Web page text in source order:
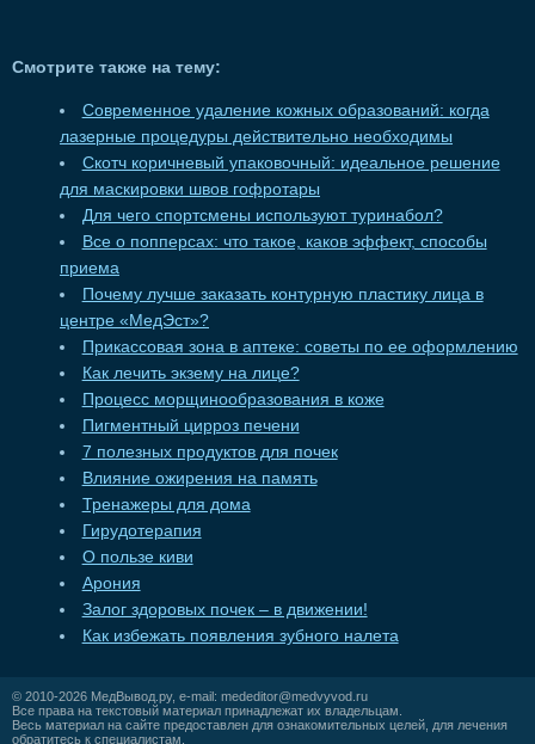
Смотрите также на тему:
Современное удаление кожных образований: когда
лазерные процедуры действительно необходимы
Скотч коричневый упаковочный: идеальное решение
для маскировки швов гофротары
Для чего спортсмены используют туринабол?
Все о попперсах: что такое, каков эффект, способы
приема
Почему лучше заказать контурную пластику лица в
центре «МедЭст»?
Прикассовая зона в аптеке: советы по ее оформлению
Как лечить экзему на лице?
Процесс морщинообразования в коже
Пигментный цирроз печени
7 полезных продуктов для почек
Влияние ожирения на память
Тренажеры для дома
Гирудотерапия
О пользе киви
Арония
Залог здоровых почек – в движении!
Как избежать появления зубного налета
© 2010-2026 МедВывод.ру, e-mail: mededitor@medvyvod.ru
Все права на текстовый материал принадлежат их владельцам.
Весь материал на сайте предоставлен для ознакомительных целей, для лечения
обратитесь к специалистам.